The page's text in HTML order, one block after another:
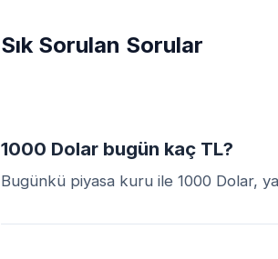
Sık Sorulan Sorular
1000 Dolar bugün kaç TL?
Bugünkü piyasa kuru ile 1000 Dolar,